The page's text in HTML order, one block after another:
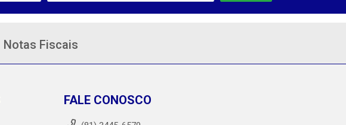
Notas Fiscais
FALE CONOSCO